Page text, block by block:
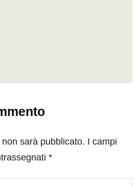
sarà pubblicato. I campi
*